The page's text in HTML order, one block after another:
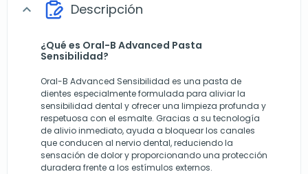
expand_more Descripción
¿Qué es Oral-B Advanced Pasta
Sensibilidad?
Oral-B Advanced Sensibilidad es una pasta de
dientes especialmente formulada para aliviar la
sensibilidad dental y ofrecer una limpieza profunda y
respetuosa con el esmalte. Gracias a su tecnología
de alivio inmediato, ayuda a bloquear los canales
que conducen al nervio dental, reduciendo la
sensación de dolor y proporcionando una protección
duradera frente a los estímulos externos.